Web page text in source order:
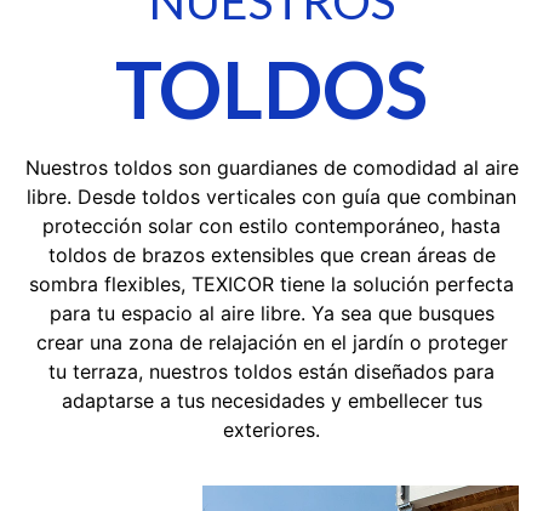
TOLDOS
Nuestros toldos son guardianes de comodidad al aire
libre. Desde toldos verticales con guía que combinan
protección solar con estilo contemporáneo, hasta
toldos de brazos extensibles que crean áreas de
sombra flexibles, TEXICOR tiene la solución perfecta
para tu espacio al aire libre. Ya sea que busques
crear una zona de relajación en el jardín o proteger
tu terraza, nuestros toldos están diseñados para
adaptarse a tus necesidades y embellecer tus
exteriores.